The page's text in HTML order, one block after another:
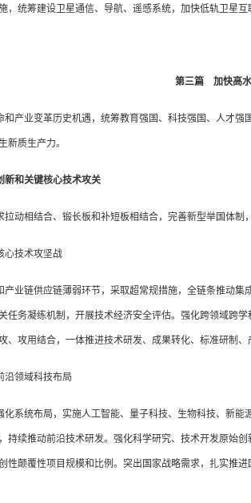
，统筹建设卫星通信、导航、遥感系统，加快低轨卫星
第三篇 加快高水
和产业变革历史机遇，统筹教育强国、科技强国、人才
新质生产力。
和关键核心技术攻关
拉动相结合、锻长板和补短板相结合，完善新型举国体制
技术攻坚战
产业链供应链薄弱环节，采取超常规措施，全链条推动
任务凝练机制，开展技术经济安全评估。强化跨领域跨
、攻用结合，一体推进技术研发、成果转化、标准研制
领域科技布局
化系统布局，实施人工智能、量子科技、生物科技、新
持续推动前沿技术研发。强化科学研究、技术开发原始
性颠覆性项目规模和比例。突出国家战略需求，扎实推